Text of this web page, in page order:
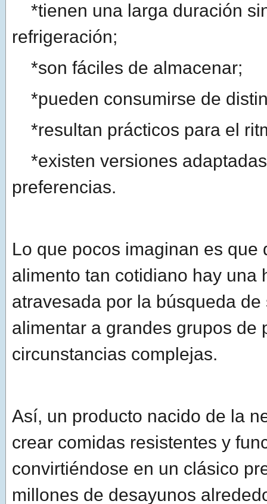
*tienen una larga duración
refrigeración;
*son fáciles de almacenar;
*pueden consumirse de
*resultan prácticos para el
*existen versiones
preferencias.
Lo que pocos imaginan es que
alimento tan cotidiano hay una
atravesada por la búsqueda
alimentar a grandes grupos de
circunstancias complejas.
Así, un producto nacido de la
crear comidas resistentes y
convirtiéndose en un clásico
millones de desayunos